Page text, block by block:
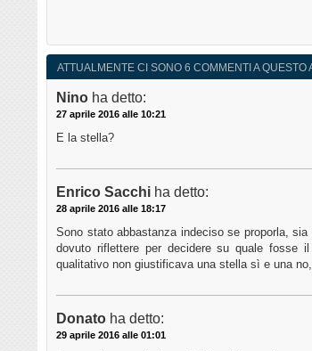
ATTUALMENTE CI SONO 6 COMMENTI A QUESTO
Nino ha detto:
27 aprile 2016 alle 10:21
E la stella?
Enrico Sacchi ha detto:
28 aprile 2016 alle 18:17
Sono stato abbastanza indeciso se proporla,
dovuto riflettere per decidere su quale fosse
qualitativo non giustificava una stella sì e una
Donato ha detto:
29 aprile 2016 alle 01:01